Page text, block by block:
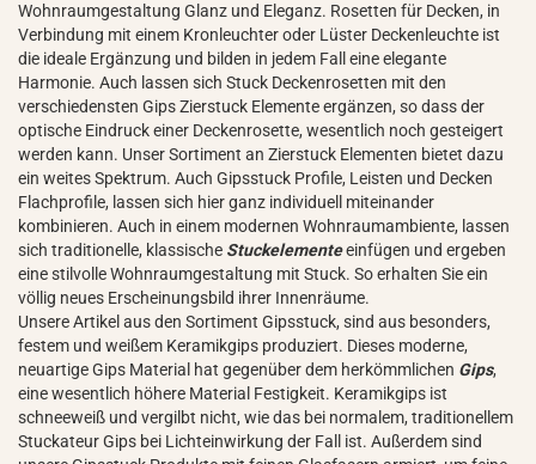
Wohnraumgestaltung Glanz und Eleganz. Rosetten für Decken, in
Verbindung mit einem Kronleuchter oder Lüster Deckenleuchte ist
die ideale Ergänzung und bilden in jedem Fall eine elegante
Harmonie. Auch lassen sich Stuck Deckenrosetten mit den
verschiedensten Gips Zierstuck Elemente ergänzen, so dass der
optische Eindruck einer Deckenrosette, wesentlich noch gesteigert
werden kann. Unser Sortiment an Zierstuck Elementen bietet dazu
ein weites Spektrum. Auch Gipsstuck Profile, Leisten und Decken
Flachprofile, lassen sich hier ganz individuell miteinander
kombinieren. Auch in einem modernen Wohnraumambiente, lassen
sich traditionelle, klassische Stuckelementeeinfügen und ergeben
eine stilvolle Wohnraumgestaltung mit Stuck. So erhalten Sie ein
völlig neues Erscheinungsbild ihrer Innenräume.
Unsere Artikel aus den Sortiment Gipsstuck, sind aus besonders,
festem und weißem Keramikgips produziert. Dieses moderne,
neuartige Gips Material hat gegenüber dem herkömmlichen Gips,
eine wesentlich höhere Material Festigkeit. Keramikgips ist
schneeweiß und vergilbt nicht, wie das bei normalem, traditionellem
Stuckateur Gips bei Lichteinwirkung der Fall ist. Außerdem sind